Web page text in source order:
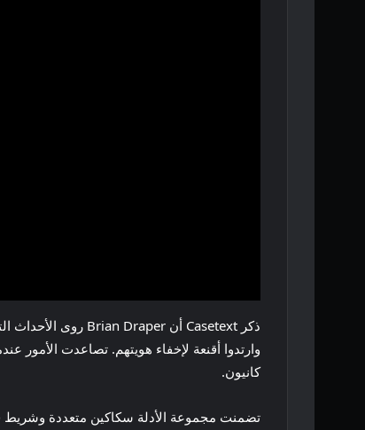
كانيون.
تضمنت مجموعة الأدلة سكاكين متعددة وشريط